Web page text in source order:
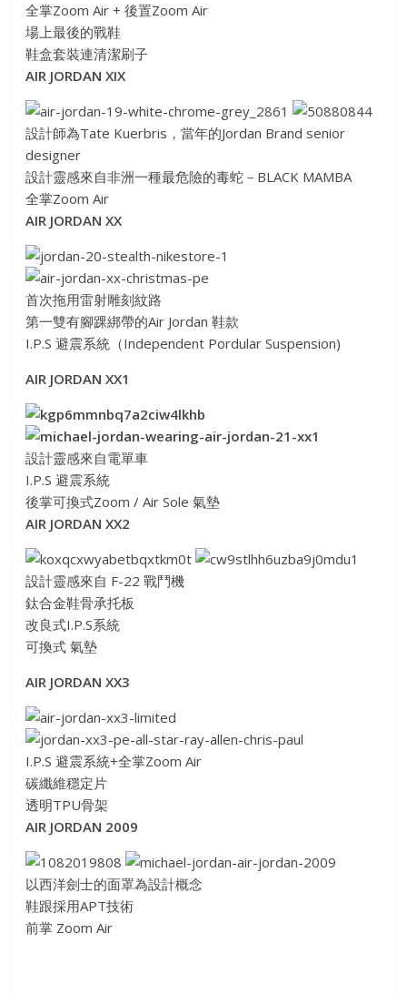
全掌Zoom Air + 後置Zoom Air
場上最後的戰鞋
鞋盒套裝連清潔刷子
AIR JORDAN XIX
設計師為Tate Kuerbris，當年的Jordan Brand senior
designer
設計靈感來自非洲一種最危險的毒蛇－BLACK MAMBA
全掌Zoom Air
AIR JORDAN XX
首次拖用雷射雕刻紋路
第一雙有腳踝綁帶的Air Jordan 鞋款
I.P.S 避震系統（Independent Pordular Suspension)
AIR JORDAN XX1
設計靈感來自電單車
I.P.S 避震系統
後掌可換式Zoom / Air Sole 氣墊
AIR JORDAN XX2
設計靈感來自 F-22 戰鬥機
鈦合金鞋骨承托板
改良式I.P.S系統
可換式 氣墊
AIR JORDAN XX3
I.P.S 避震系統+全掌Zoom Air
碳纖維穩定片
透明TPU骨架
AIR JORDAN 2009
以西洋劍士的面罩為設計概念
鞋跟採用APT技術
前掌 Zoom Air